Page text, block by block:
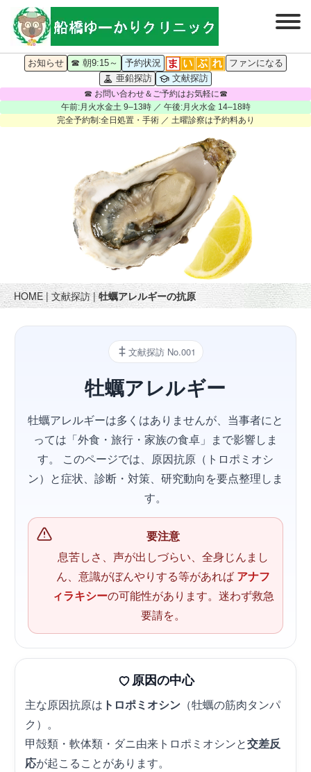
お知らせ ☎ 朝9:15～ 予約状況
ファンになる
亜鉛探訪
文献探訪
☎ お問い合わせ＆ご予約はお気軽に☎
午前:月火水金土 9–13時 ／ 午後:月火水金 14–18時
完全予約制:全日処置・手術 ／ 土曜診察は予約料あり
HOME|文献探訪|牡蠣アレルギーの抗原
文献探訪 No.001
牡蠣アレルギー
牡蠣アレルギーは多くはありませんが、当事者にと
っては「外食・旅行・家族の食卓」まで影響しま
す。 このページでは、原因抗原（トロポミオシ
ン）と症状、診断・対策、研究動向を要点整理しま
す。
要注意
息苦しさ、声が出しづらい、全身じんまし
ん、意識がぼんやりする等があれば アナフ
ィラキシーの可能性があります。迷わず救急
要請を。
原因の中心
主な原因抗原は トロポミオシン （牡蠣の筋肉タンパ
ク）。
甲殻類・軟体類・ダニ由来トロポミオシンと交差反
応が起こることがあります。